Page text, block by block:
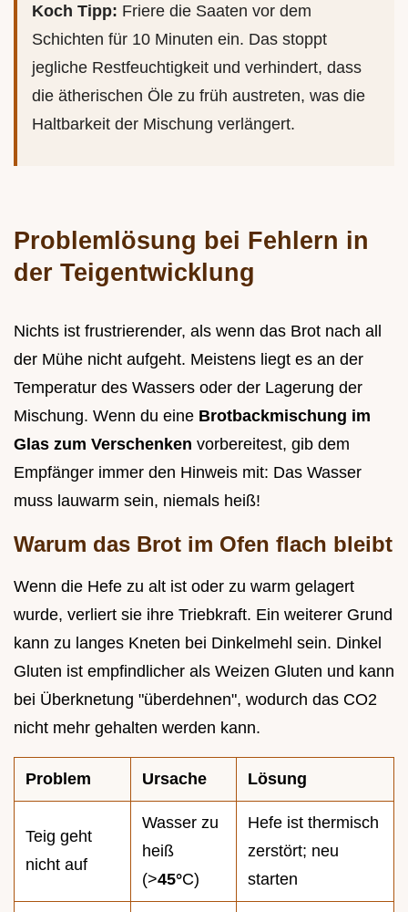
Koch Tipp: Friere die Saaten vor dem
Schichten für 10 Minuten ein. Das stoppt
jegliche Restfeuchtigkeit und verhindert, dass
die ätherischen Öle zu früh austreten, was die
Haltbarkeit der Mischung verlängert.
Problemlösung bei Fehlern in
der Teigentwicklung
Nichts ist frustrierender, als wenn das Brot nach all
der Mühe nicht aufgeht. Meistens liegt es an der
Temperatur des Wassers oder der Lagerung der
Mischung. Wenn du eine Brotbackmischung im
Glas zum Verschenken vorbereitest, gib dem
Empfänger immer den Hinweis mit: Das Wasser
muss lauwarm sein, niemals heiß!
Warum das Brot im Ofen flach bleibt
Wenn die Hefe zu alt ist oder zu warm gelagert
wurde, verliert sie ihre Triebkraft. Ein weiterer Grund
kann zu langes Kneten bei Dinkelmehl sein. Dinkel
Gluten ist empfindlicher als Weizen Gluten und kann
bei Überknetung "überdehnen", wodurch das CO2
nicht mehr gehalten werden kann.
Problem Ursache Lösung
Teig geht
nicht auf
Wasser zu
heiß
(>45°C)
Hefe ist thermisch
zerstört; neu
starten